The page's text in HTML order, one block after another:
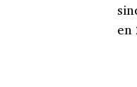
en